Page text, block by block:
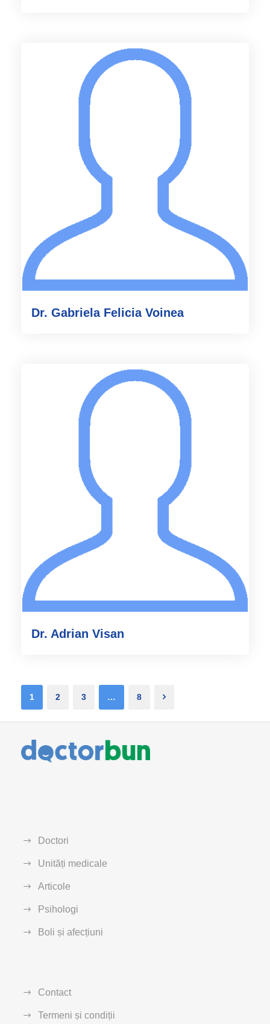
Dr. Gabriela Felicia Voinea
Dr. Adrian Visan
1 2 3 … 8
Doctori
Unități medicale
Articole
Psihologi
Boli și afecțiuni
Contact
Termeni și condiții